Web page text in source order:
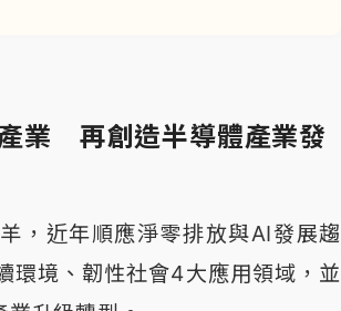
業 再創造半導體產業發
，近年順應淨零排放與AI發展趨
環境、韌性社會4大應用領域，並